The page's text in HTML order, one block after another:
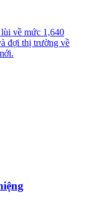
về mức 1,640
đợi thị trường về